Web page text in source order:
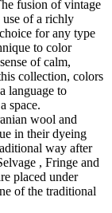
fusion of vintage
of a richly
for any type
to color
of calm,
collection, colors
language to
space.
wool and
in their dyeing
way after
, Fringe and
placed under
of the traditional